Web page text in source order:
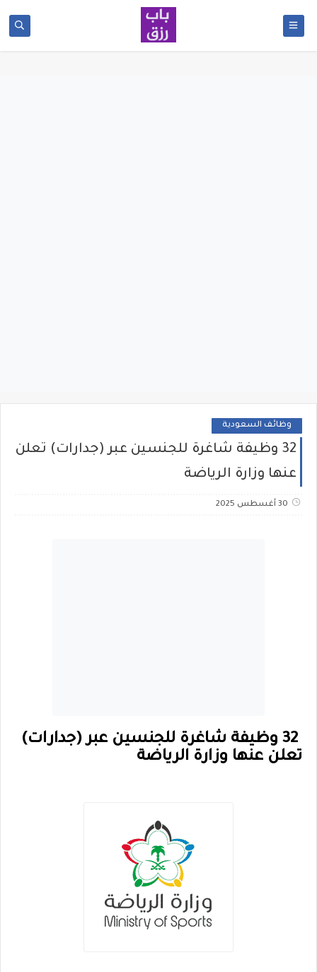
وظائف السعودية
32 وظيفة شاغرة للجنسين عبر (جدارات) تعلن
عنها وزارة الرياضة
30 أغسطس 2025
32 وظيفة شاغرة للجنسين عبر (جدارات)
تعلن عنها وزارة الرياضة